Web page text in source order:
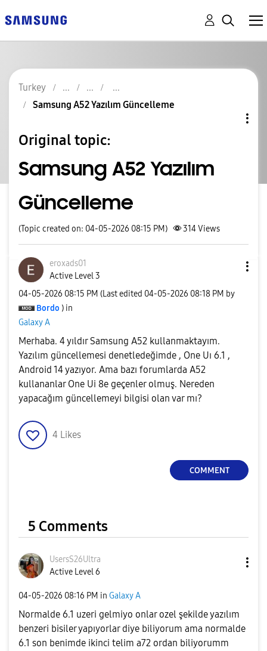
Turkey
Samsung A52 Yazılım Güncelleme
Original topic:
Samsung A52 Yazılım
Güncelleme
(Topic created on: 04-05-2026 08:15 PM) 314Views
eroxads01
Active Level 3
‎04-05-2026 08:15 PM (Last edited ‎04-05-2026 08:18 PM by
Bordo ) in
Galaxy A
Merhaba. 4 yıldır Samsung A52 kullanmaktayım.
Yazılım güncellemesi denetledeğimde , One Uı 6.1 ,
Android 14 yazıyor. Ama bazı forumlarda A52
kullananlar One Ui 8e geçenler olmuş. Nereden
yapacağım güncellemeyi bilgisi olan var mı?
4 Likes
COMMENT
5 Comments
UsersS26Ultra
Active Level 6
‎04-05-2026 08:16 PM in Galaxy A
Normalde 6.1 uzeri gelmiyo onlar ozel şekilde yazılım
benzeri bisiler yapıyorlar diye biliyorum ama normalde
6.1 son benimde ikinci telim a72 ordan biliyorumm